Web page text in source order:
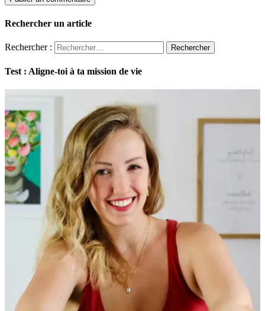
Rechercher un article
Rechercher :
Test : Aligne-toi à ta mission de vie